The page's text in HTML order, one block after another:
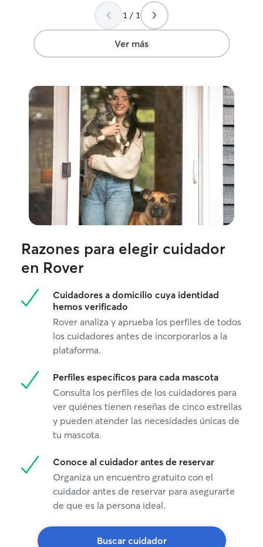
una gatica por
Siempre quise
gato, y al final
muy poco a
sea tan fácil como
que tengo
todo yo, todo
su cuidado. Desde jugar con ella,
alimentarla,
pañitos,
cuando estaba
se un poco de
Los cuales e
mi cuenta. Asi
con amor, paciencia y
hermoso resto
1 / 1
Ver más
Razones para elegir cuidador
en Rover
Cuidadores a domicilio cuya identidad
hemos verificado
Rover analiza y aprueba los perfiles de todos
los cuidadores antes de incorporarlos a la
plataforma.
Perfiles específicos para cada mascota
Consulta los perfiles de los cuidadores para
ver quiénes tienen reseñas de cinco estrellas
y pueden atender las necesidades únicas de
tu mascota.
Conoce al cuidador antes de reservar
Organiza un encuentro gratuito con el
cuidador antes de reservar para asegurarte
de que es la persona ideal.
Buscar cuidador